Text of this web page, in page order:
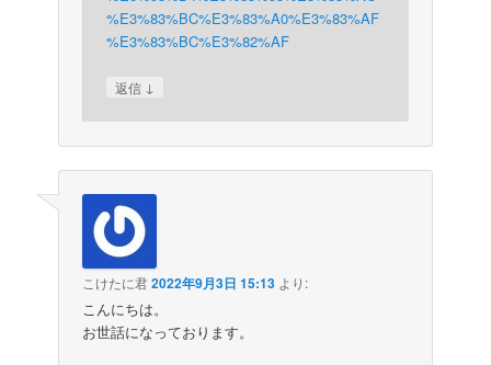
%E3%83%BC%E3%83%A0%E3%83%AF
%E3%83%BC%E3%82%AF
返信 ↓
こけたに君2022年9月3日 15:13 より:
こんにちは。
お世話になっております。